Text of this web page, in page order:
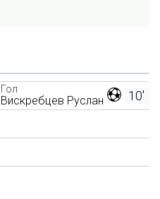
10'
Гол
Вискребцев Руслан